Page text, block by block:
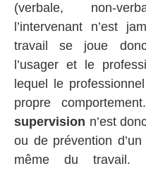
(verbale, non-
l’intervenant n’est
travail se joue
l’usager et le
lequel le
propre
supervision n’est
ou de prévention
même du travail.